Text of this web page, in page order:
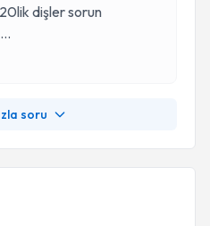
dişler sorun
...
soru